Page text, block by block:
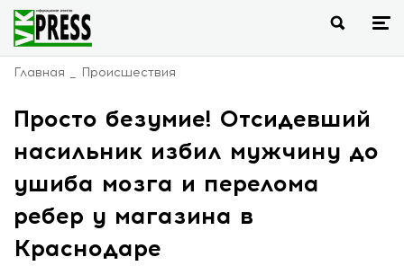
Главная Происшествия
Просто безумие! Отсидевший
насильник избил мужчину до
ушиба мозга и перелома
ребер у магазина в
Краснодаре